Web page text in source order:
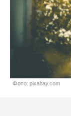
Фото: pixabay.com